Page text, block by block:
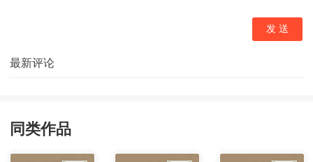
同类作品